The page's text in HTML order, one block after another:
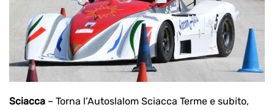
Sciacca – Torna l’Autoslalom Sciacca Terme e subito,